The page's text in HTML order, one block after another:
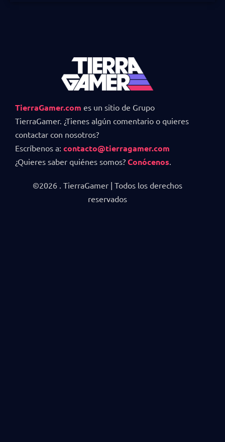
TierraGamer.com es un sitio de Grupo
TierraGamer. ¿Tienes algún comentario o quieres
contactar con nosotros?
Escríbenos a: contacto@tierragamer.com
¿Quieres saber quiénes somos? Conócenos.
©2026 . TierraGamer | Todos los derechos
reservados